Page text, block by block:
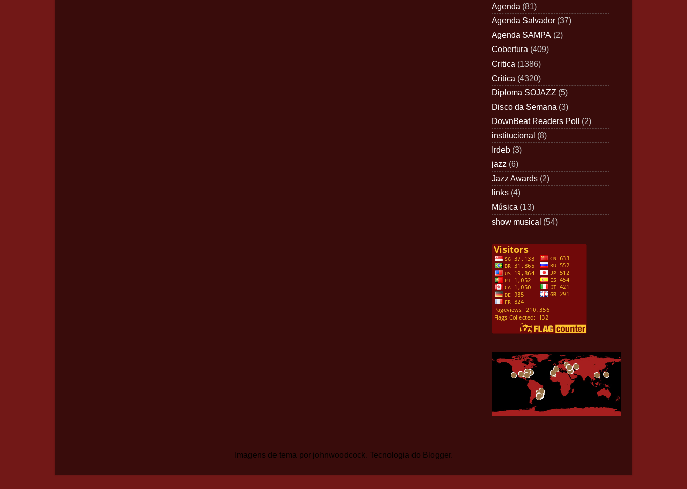
Agenda (81)
Agenda Salvador (37)
Agenda SAMPA (2)
Cobertura (409)
Critica (1386)
Crítica (4320)
Diploma SOJAZZ (5)
Disco da Semana (3)
DownBeat Readers Poll (2)
institucional (8)
Irdeb (3)
jazz (6)
Jazz Awards (2)
links (4)
Música (13)
show musical (54)
Imagens de tema por johnwoodcock. Tecnologia do Blogger.